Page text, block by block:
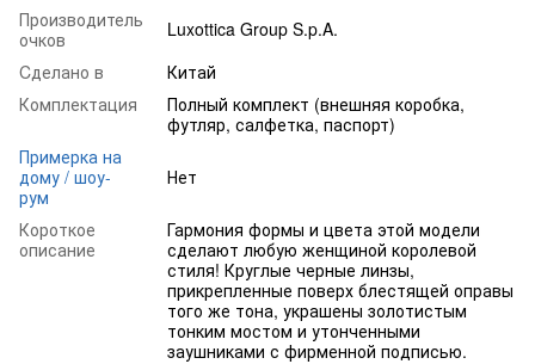
Производитель
очков
Luxottica Group S.p.A.
Cделано в
Китай
Комплектация
Полный комплект (внешняя коробка,
футляр, салфетка, паспорт)
Примерка на
дому / шоу-
рум
Нет
Короткое
описание
Гармония формы и цвета этой модели
сделают любую женщиной королевой
стиля! Круглые черные линзы,
прикрепленные поверх блестящей оправы
того же тона, украшены золотистым
тонким мостом и утонченными
заушниками с фирменной подписью.